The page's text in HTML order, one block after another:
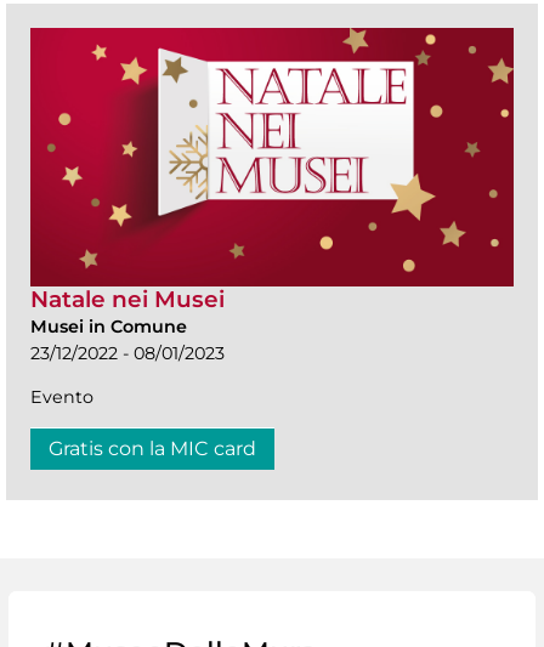
Natale nei Musei
Musei in Comune
23/12/2022 - 08/01/2023
Evento
Gratis con la MIC card